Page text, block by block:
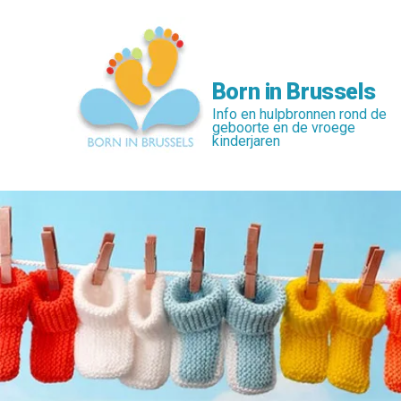
Born in Brussels
Info en hulpbronnen rond de
geboorte en de vroege
kinderjaren